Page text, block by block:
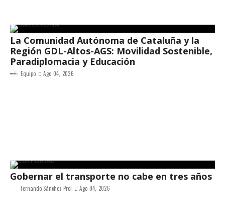
La Comunidad Autónoma de Cataluña y la
Región GDL-Altos-AGS: Movilidad Sostenible,
Paradiplomacia y Educación
Equipo Ago 04, 2026
Gobernar el transporte no cabe en tres años
Fernando Sánchez Prol Ago 04, 2026